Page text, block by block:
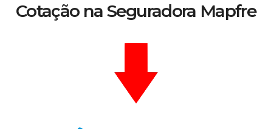
Cotação na Seguradora Mapfre